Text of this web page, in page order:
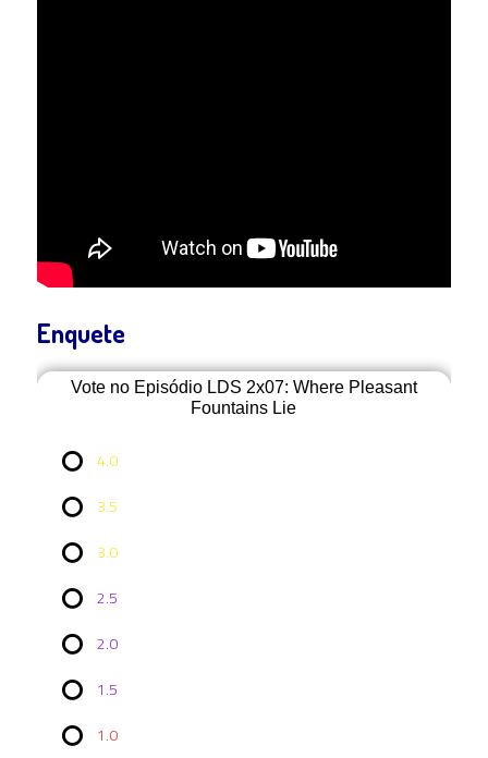
Enquete
Vote no Episódio LDS 2x07: Where Pleasant
Fountains Lie
4.0
3.5
3.0
2.5
2.0
1.5
1.0